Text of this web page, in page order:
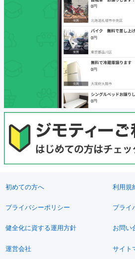
初めての方へ 利用規
プライバシーポリシー プライ
健全化に資する運用方針 お問い
運営会社 サイト